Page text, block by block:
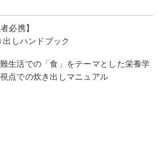
必携】
しハンドブック
生活での「食」をテーマとした栄養学
点での炊き出しマニュアル